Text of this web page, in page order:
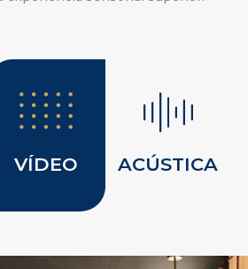
VÍDEO ACÚSTICA